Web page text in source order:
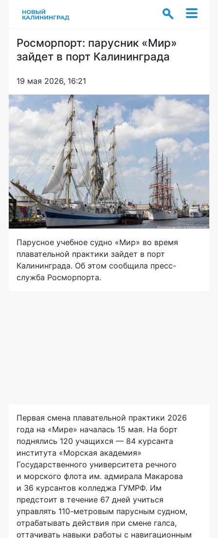
Росморпорт: парусник «Мир»
зайдет в порт Калининграда
19 мая 2026, 16:21
Парусное учебное судно «Мир» во время
плавательной практики зайдет в порт
Калининграда. Об этом сообщила пресс-
служба Росморпорта.
Первая смена плавательной практики 2026
года на «Мире» началась 15 мая. На борт
поднялись 120 учащихся — 84 курсанта
института «Морская академия»
Государственного университета речного
и морского флота им. адмирала Макарова
и 36 курсантов колледжа ГУМРФ. Им
предстоит в течение 67 дней учиться
управлять 110-метровым парусным судном,
отрабатывать действия при смене галса,
оттачивать навыки работы с навигационным